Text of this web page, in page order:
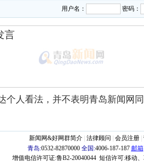
用户名： 密码：
个人看法，并不表明青岛新闻网